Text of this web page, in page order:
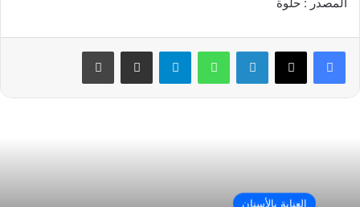
فيسبوك ‫X لينكدإن واتساب تيلقرام مشاركة عبر البريد طباعة
العناية بالأسنان